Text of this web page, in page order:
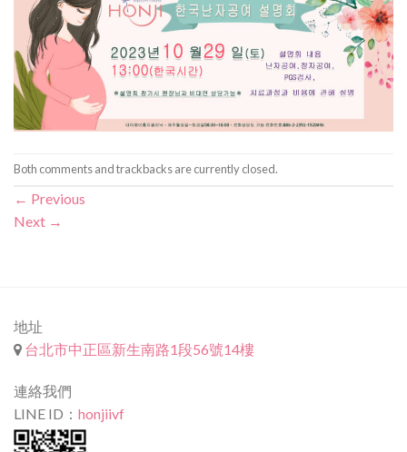
Both comments and trackbacks are currently closed.
← Previous
Next →
地址
台北市中正區新生南路1段56號14樓
連絡我們
LINE ID： honjiivf